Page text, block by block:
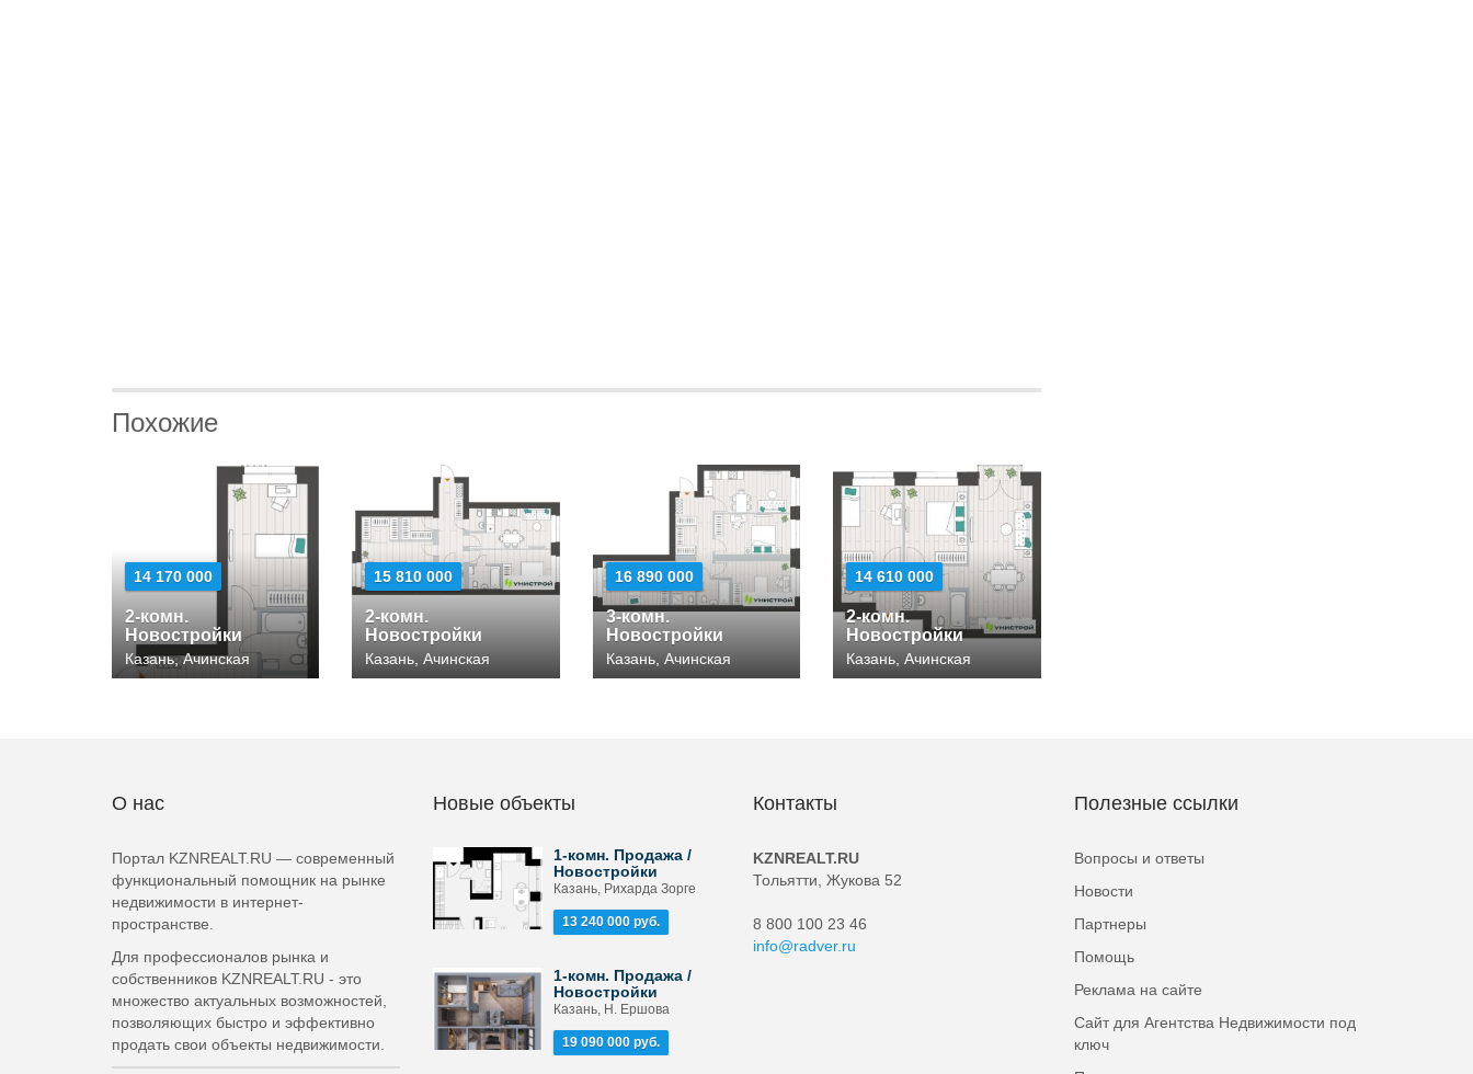
Похожие
14 170 000
2-комн.
Новостройки
Казань, Ачинская
15 810 000
2-комн.
Новостройки
Казань, Ачинская
16 890 000
3-комн.
Новостройки
Казань, Ачинская
14 610 000
2-комн.
Новостройки
Казань, Ачинская
О нас
Портал KZNREALT.RU — современный
функциональный помощник на рынке
недвижимости в интернет-
пространстве.
Для профессионалов рынка и
собственников KZNREALT.RU - это
множество актуальных возможностей,
позволяющих быстро и эффективно
продать свои объекты недвижимости.
Новые объекты
1-комн. Продажа /
Новостройки
Казань, Рихарда Зорге
13 240 000 руб.
1-комн. Продажа /
Новостройки
Казань, Н. Ершова
19 090 000 руб.
Контакты
KZNREALT.RU
Тольятти, Жукова 52
8 800 100 23 46
info@radver.ru
Полезные ссылки
Вопросы и ответы
Новости
Партнеры
Помощь
Реклама на сайте
Сайт для Агентства Недвижимости под
ключ